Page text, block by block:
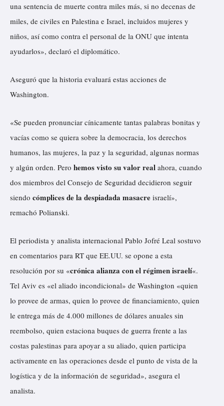
una sentencia de muerte contra miles más, si no decenas de
miles, de civiles en Palestina e Israel, incluidos mujeres y
niños, así como contra el personal de la ONU que intenta
ayudarlos», declaró el diplomático.
Aseguró que la historia evaluará estas acciones de
Washington.
«Se pueden pronunciar cínicamente tantas palabras bonitas y
vacías como se quiera sobre la democracia, los derechos
humanos, las mujeres, la paz y la seguridad, algunas normas
y algún orden. Pero hemos visto su valor real ahora, cuando
dos miembros del Consejo de Seguridad decidieron seguir
siendo cómplices de la despiadada masacre israelí»,
remachó Polianski.
El periodista y analista internacional Pablo Jofré Leal sostuvo
en comentarios para RT que EE.UU. se opone a esta
resolución por su «crónica alianza con el régimen israelí«.
Tel Aviv es «el aliado incondicional» de Washington «quien
lo provee de armas, quien lo provee de financiamiento, quien
le entrega más de 4.000 millones de dólares anuales sin
reembolso, quien estaciona buques de guerra frente a las
costas palestinas para apoyar a su aliado, quien participa
activamente en las operaciones desde el punto de vista de la
logística y de la información de seguridad», asegura el
analista.